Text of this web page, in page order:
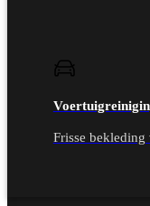
Frisse bekleding